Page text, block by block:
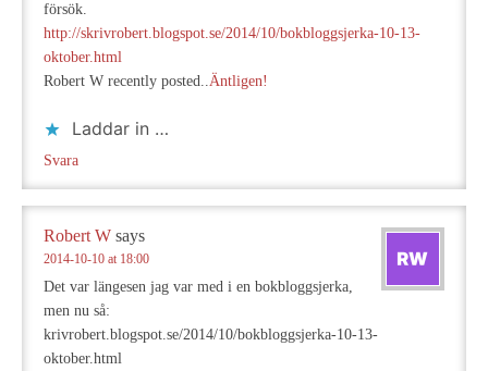
försök.
http://skrivrobert.blogspot.se/2014/10/bokbloggsjerka-10-13-
oktober.html
Robert W recently posted..Äntligen!
Laddar in …
Svara
Robert W says
2014-10-10 at 18:00
Det var längesen jag var med i en bokbloggsjerka,
men nu så:
krivrobert.blogspot.se/2014/10/bokbloggsjerka-10-13-
oktober.html